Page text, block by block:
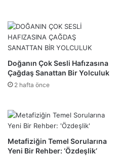
Doğanın Çok Sesli Hafızasına
Çağdaş Sanattan Bir Yolculuk
2 hafta önce
Metafiziğin Temel Sorularına
Yeni Bir Rehber: ‘Özdeşlik’